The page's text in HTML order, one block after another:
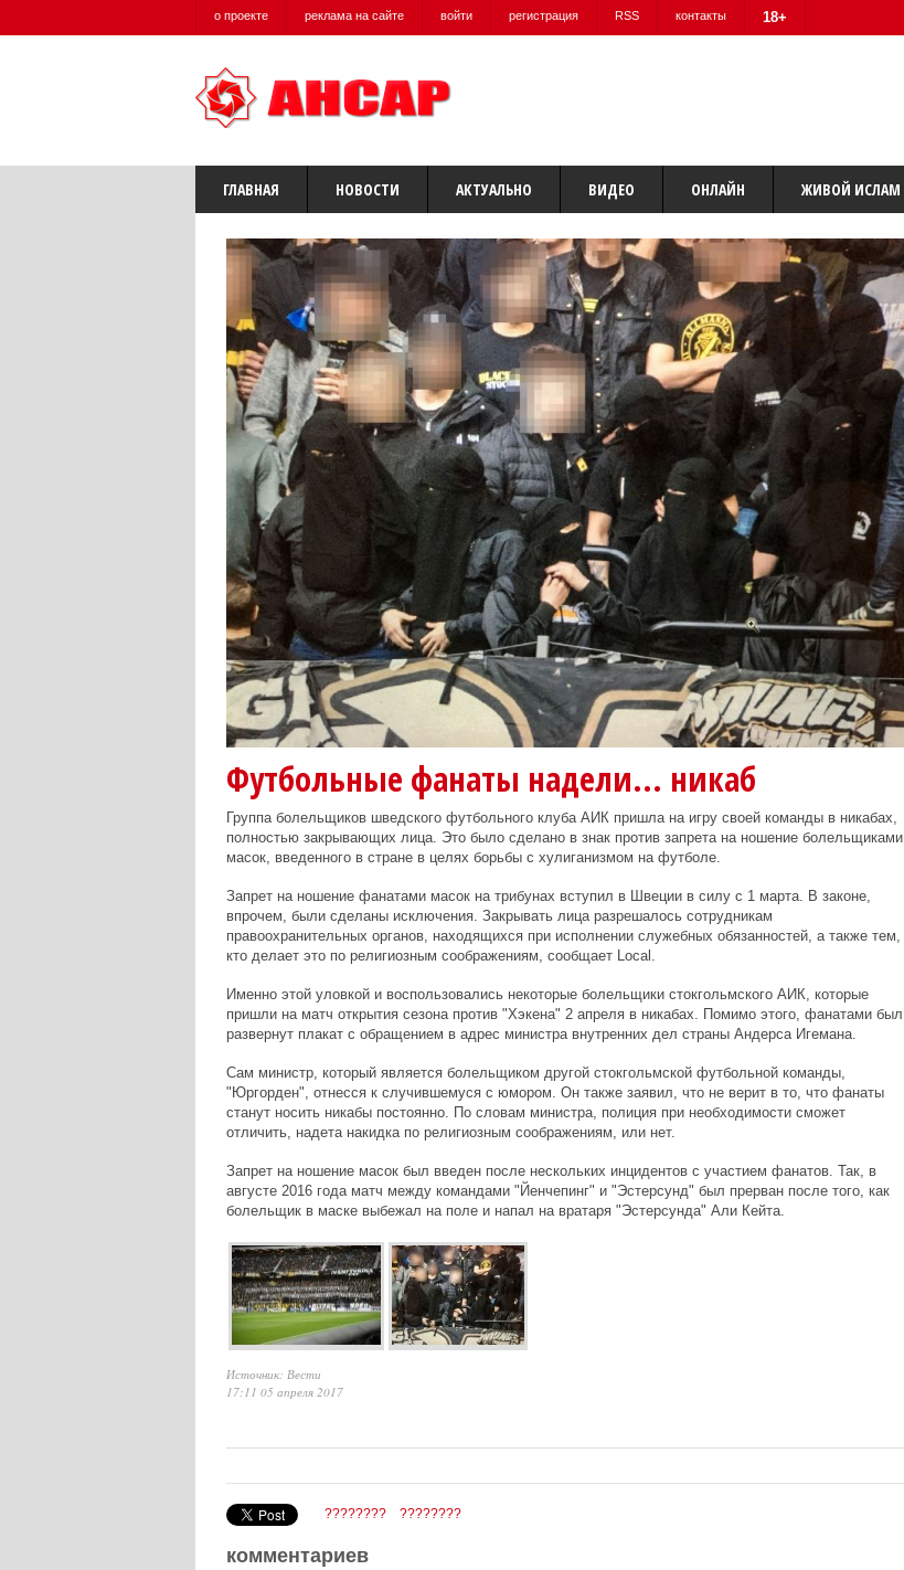
о проекте реклама на сайте войти регистрация RSS контакты 18+
ГЛАВНАЯ НОВОСТИ АКТУАЛЬНО ВИДЕО ОНЛАЙН ЖИВОЙ ИСЛАМ
Футбольные фанаты надели... никаб
Группа болельщиков шведского футбольного клуба АИК пришла на игру своей команды в никабах,
полностью закрывающих лица. Это было сделано в знак против запрета на ношение болельщиками
масок, введенного в стране в целях борьбы с хулиганизмом на футболе.
Запрет на ношение фанатами масок на трибунах вступил в Швеции в силу с 1 марта. В законе,
впрочем, были сделаны исключения. Закрывать лица разрешалось сотрудникам
правоохранительных органов, находящихся при исполнении служебных обязанностей, а также тем,
кто делает это по религиозным соображениям, сообщает
Local
Именно этой уловкой и воспользовались некоторые болельщики стокгольмского АИК, которые
пришли на матч открытия сезона против "Хэкена" 2 апреля в никабах. Помимо этого, фанатами был
развернут плакат с обращением в адрес министра внутренних дел страны Андерса Игемана.
Сам министр, который является болельщиком другой стокгольмской футбольной команды,
"Юргорден", отнесся к случившемуся с юмором. Он также заявил, что не верит в то, что фанаты
станут носить никабы постоянно. По словам министра, полиция при необходимости сможет
отличить, надета накидка по религиозным соображениям, или нет.
Запрет на ношение масок был введен после нескольких инцидентов с участием фанатов. Так, в
августе 2016 года матч между командами "Йенчепинг" и "Эстерсунд" был прерван после того, как
болельщик в маске выбежал на поле и напал на вратаря "Эстерсунда" Али Кейта.
Источник: Вести
17:11 05 апреля 2017
???????? ????????
комментариев